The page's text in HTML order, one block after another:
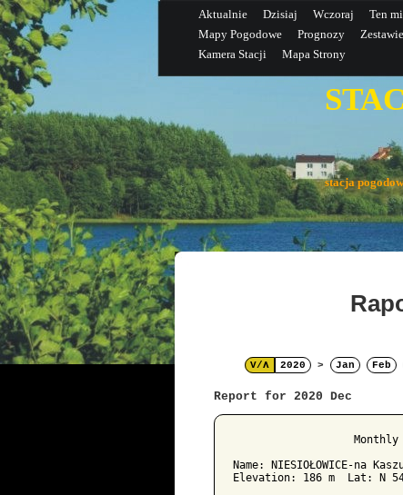
Aktualnie Dzisiaj Wczoraj Ten
Mapy Pogodowe
Prognozy
Kamera Stacji
Mapa Strony
stacja
V/Λ
2020 > Jan Feb
Report for 2020 Dec
Monthly
Name: NIESIOŁOWICE-na
Elevation: 186 m  Lat: N